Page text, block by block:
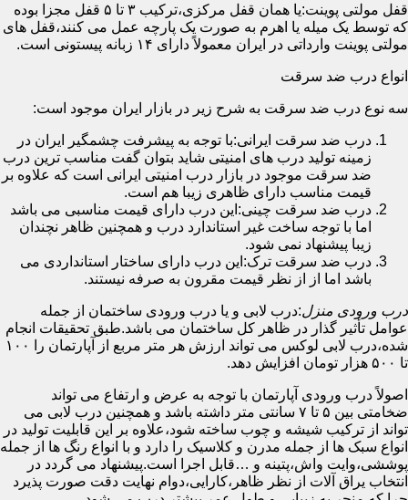
قفل مولتی پوینت:یا همان قفل مرکزی،ترکیب ۳ تا ۵ قفل مجزا بوده
که توسط یک میله یا اهرم به صورت یک پارچه عمل می کنند،قفل های
مولتی پوینت وارداتی در ایران معمولاً دارای ۱۴ زبانه پیستونی است.
انواع درب ضد سرقت
سه نوع درب ضد سرقت به شرح زیر در بازار ایران موجود است:
درب ضد سرقت ایرانی:با توجه به پیشرفت چشمگیر ایران در
زمینه تولید درب های امنیتی شاید بتوان گفت مناسب ترین درب
ضد سرقت موجود در بازار درب امنیتی ایرانی است که علاوه بر
قیمت مناسب دارای ظاهری زیبا هم است.
درب ضد سرقت چینی:این درب دارای قیمت مناسبی می باشد
اما با توجه ساخت غیر استاندارد درب و همچنین ظاهر نچندان
زیبا پیشنهاد نمی شود.
درب ضد سرقت ترک:این درب دارای ساختار استانداردی می
باشد اما از از نظر قیمت مقرون به صرفه نیستند.
درب ورودی منزل:درب لابی و یا درب ورودی ساختمان از جمله
عوامل تأثیر گذار در ظاهر کل ساختمان می باشد.طبق تحقیقات انجام
شده،درب لابی لوکس می تواند ارزش هر متر مربع از آپارتمان را ۱۰۰
تا ۵۰۰ هزار تومان افزایش دهد.
اصولاً درب ورودی آپارتمان با توجه به عرض و ارتفاع می تواند
ضخامتی بین ۵ تا ۷ سانتی متر داشته باشد و همچنین درب لابی می
تواند از ترکیب شیشه و چوب ساخته شود،علاوه بر این قابلیت تولید در
انواع سبک ها از جمله مدرن و کلاسیک را دارد و با انواع رنگ ها از جمله
پوششی،وایت واش،پتینه و …قابل اجرا است.پیشنهاد می گردد در
انتخاب یراق آلات از نظر ظاهر،کارایی،دوام نهایت دقت صورت پذیرد